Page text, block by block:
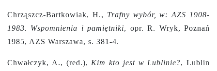
Chrząszcz-Bartkowiak, H., Trafny wybór, w: AZS 1908-
1983. Wspomnienia i pamiętniki, opr. R. Wryk, Poznań
1985, AZS Warszawa, s. 381-4.
Chwałczyk, A., (red.), Kim kto jest w Lublinie?, Lublin